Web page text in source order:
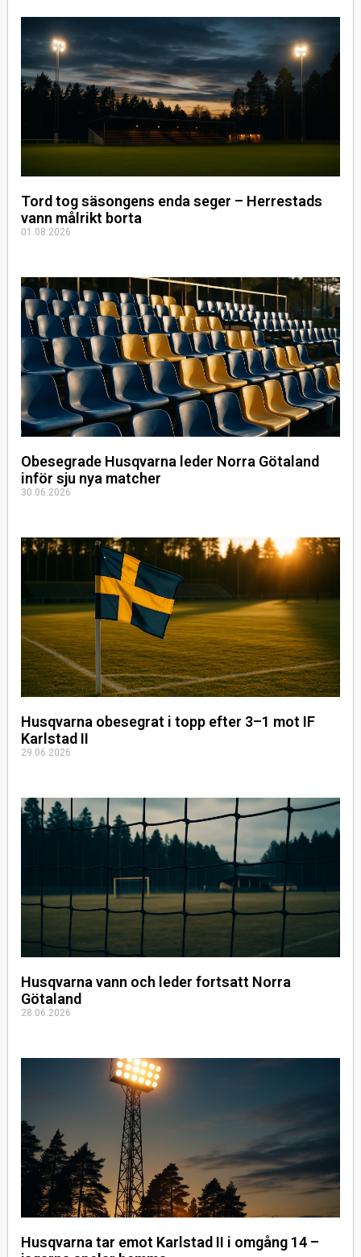
Tord tog säsongens enda seger – Herrestads
vann målrikt borta
01.08.2026
Obesegrade Husqvarna leder Norra Götaland
inför sju nya matcher
30.06.2026
Husqvarna obesegrat i topp efter 3–1 mot IF
Karlstad II
29.06.2026
Husqvarna vann och leder fortsatt Norra
Götaland
28.06.2026
Husqvarna tar emot Karlstad II i omgång 14 –